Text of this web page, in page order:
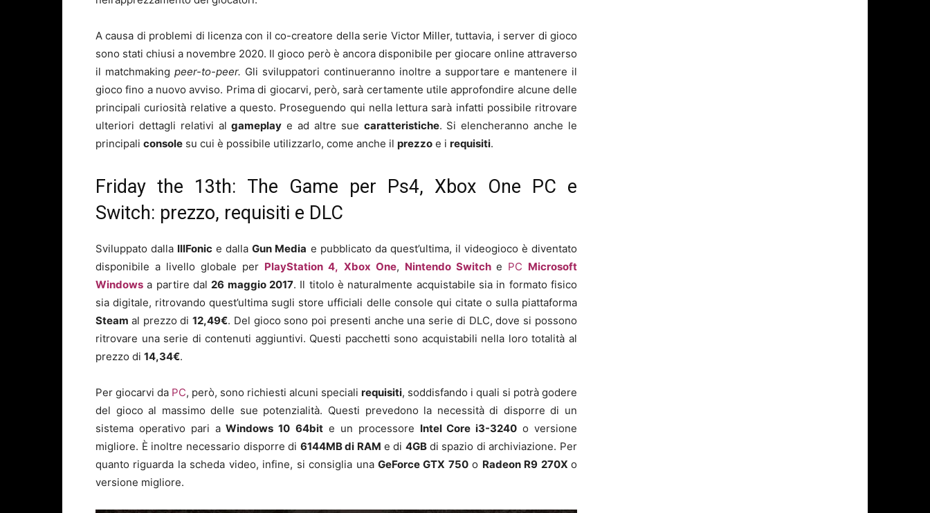
A causa di problemi di licenza con il co-creatore della serie Victor Miller, tuttavia, i server di gioco
sono stati chiusi a novembre 2020. Il gioco però è ancora disponibile per giocare online attraverso
il matchmaking peer-to-peer. Gli sviluppatori continueranno inoltre a supportare e mantenere il
gioco fino a nuovo avviso. Prima di giocarvi, però, sarà certamente utile approfondire alcune delle
principali curiosità relative a questo. Proseguendo qui nella lettura sarà infatti possibile ritrovare
ulteriori dettagli relativi algameplay e ad altre sue caratteristiche. Si elencheranno anche le
principali console su cui è possibile utilizzarlo, come anche il prezzo e i requisiti.
Friday the 13th: The Game per Ps4, Xbox One PC e
Switch: prezzo, requisiti e DLC
Sviluppato dalla IIIFonic e dallaGun Media e pubblicato da quest’ultima, il videogioco è diventato
disponibile a livello globale per PlayStation 4, Xbox One, Nintendo Switch e PC Microsoft
Windows a partire dal26 maggio2017. Il titolo è naturalmente acquistabile sia in formato fisico
sia digitale, ritrovando quest’ultima sugli store ufficiali delle console qui citate o sulla piattaforma
Steam al prezzo di12,49€. Del gioco sono poi presenti anche una serie di DLC, dove si possono
ritrovare una serie di contenuti aggiuntivi. Questi pacchetti sono acquistabili nella loro totalità al
prezzo di 14,34€.
Per giocarvi da PC, però, sono richiesti alcuni speciali requisiti, soddisfando i quali si potrà godere
del gioco al massimo delle sue potenzialità. Questi prevedono la necessità di disporre di un
sistema operativo pari aWindows 10 64bit e un processore Intel Core i3-3240 o versione
migliore. È inoltre necessario disporre di 6144MBdi RAM e di 4GB di spazio di archiviazione. Per
quanto riguarda la scheda video, infine, si consiglia una GeForce GTX 750o RadeonR9 270X o
versione migliore.